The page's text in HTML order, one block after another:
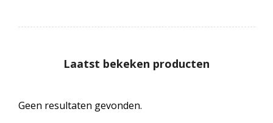
Laatst bekeken producten
Geen resultaten gevonden.